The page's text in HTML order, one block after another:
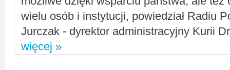
wielu osób i instytucji, powiedział Radiu
Jurczak - dyrektor administracyjny Kurii
więcej »